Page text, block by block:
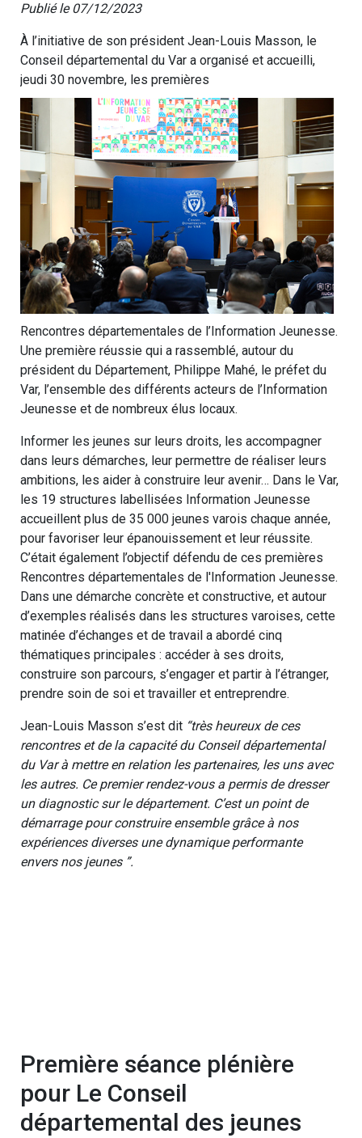
Publié le 07/12/2023
À l’initiative de son président Jean-Louis Masson, le
Conseil départemental du Var a organisé et accueilli,
jeudi 30 novembre, les premières
Rencontres départementales de l’Information Jeunesse.
Une première réussie qui a rassemblé, autour du
président du Département, Philippe Mahé, le préfet du
Var, l’ensemble des différents acteurs de l’Information
Jeunesse et de nombreux élus locaux.
Informer les jeunes sur leurs droits, les accompagner
dans leurs démarches, leur permettre de réaliser leurs
ambitions, les aider à construire leur avenir… Dans le Var,
les 19 structures labellisées Information Jeunesse
accueillent plus de 35 000 jeunes varois chaque année,
pour favoriser leur épanouissement et leur réussite.
C’était également l’objectif défendu de ces premières
Rencontres départementales de l'Information Jeunesse.
Dans une démarche concrète et constructive, et autour
d’exemples réalisés dans les structures varoises, cette
matinée d’échanges et de travail a abordé cinq
thématiques principales : accéder à ses droits,
construire son parcours, s’engager et partir à l’étranger,
prendre soin de soi et travailler et entreprendre.
Jean-Louis Masson s’est dit “très heureux de ces
rencontres et de la capacité du Conseil départemental
du Var à mettre en relation les partenaires, les uns avec
les autres. Ce premier rendez-vous a permis de dresser
un diagnostic sur le département. C’est un point de
démarrage pour construire ensemble grâce à nos
expériences diverses une dynamique performante
envers nos jeunes ”.
Première séance plénière
pour Le Conseil
départemental des jeunes